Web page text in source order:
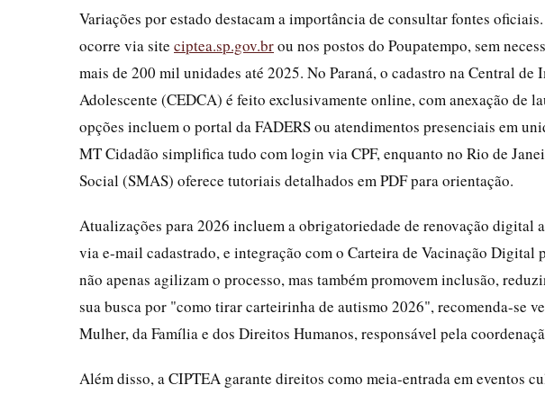
Variações por estado destacam a importância de consultar fontes
ocorre via site ciptea.sp.gov.brou nos postos do Poupatempo, sem
mais de 200 mil unidades até 2025. No Paraná, o cadastro na Central de
Adolescente (CEDCA) é feito exclusivamente online, com anexação de
opções incluem o portal da FADERS ou atendimentos presenciais em
MT Cidadão simplifica tudo com login via CPF, enquanto no Rio de
Social (SMAS) oferece tutoriais detalhados em PDF para orientação.
Atualizações para 2026 incluem a obrigatoriedade de renovação digital
via e-mail cadastrado, e integração com o Carteira de Vacinação Digital
não apenas agilizam o processo, mas também promovem inclusão,
sua busca por "como tirar carteirinha de autismo 2026", recomenda-se
Mulher, da Família e dos Direitos Humanos, responsável pela
Além disso, a CIPTEA garante direitos como meia-entrada em eventos